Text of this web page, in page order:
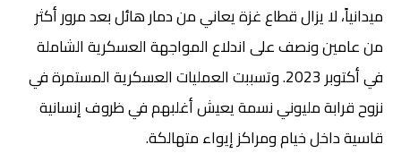
ميدانياً، لا يزال قطاع غزة يعاني من دمار هائل بعد مرور أكثر
من عامين ونصف على اندلاع المواجهة العسكرية الشاملة
في أكتوبر 2023. وتسببت العمليات العسكرية المستمرة في
نزوح قرابة مليوني نسمة يعيش أغلبهم في ظروف إنسانية
قاسية داخل خيام ومراكز إيواء متهالكة.